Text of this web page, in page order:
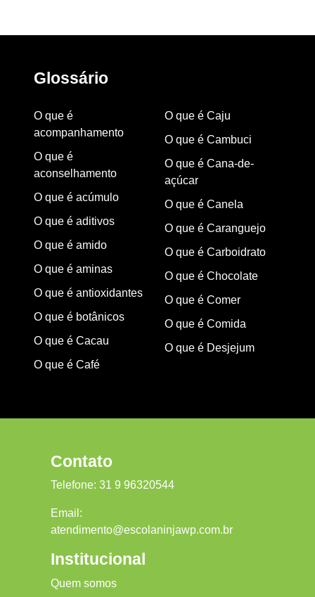
Glossário
O que é
acompanhamento
O que é
aconselhamento
O que é acúmulo
O que é aditivos
O que é amido
O que é aminas
O que é antioxidantes
O que é botânicos
O que é Cacau
O que é Café
O que é Caju
O que é Cambuci
O que é Cana-de-
açúcar
O que é Canela
O que é Caranguejo
O que é Carboidrato
O que é Chocolate
O que é Comer
O que é Comida
O que é Desjejum
Contato
Telefone: 31 9 96320544
Email:
atendimento@escolaninjawp.com.br
Institucional
Quem somos